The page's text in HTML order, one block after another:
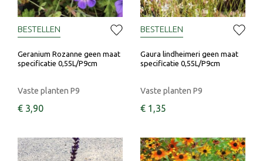
Geranium Rozanne geen maat
specificatie 0,55L/P9cm
Vaste planten P9
€ 3 90
BESTELLEN
Gaura lindheimeri geen maat
specificatie 0,55L/P9cm
Vaste planten P9
€ 1 35
BESTELLEN